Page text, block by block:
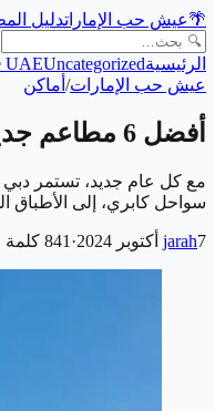
🌴عيش حب الإماراتدليل
الرئيسية UAEUncategorized
عيش حب الإمارات/ أماكن
أفضل 6 مطاعم جديدة في دبي حالياً
مع كل عام جديد، تستمر دبي
سواحل كابري، إلى الأطباق
jarah7 أكتوبر 2024 ·
841 كلمة